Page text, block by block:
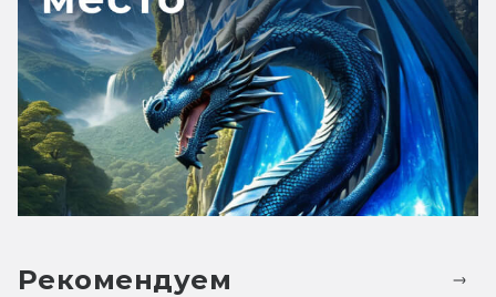
Рекомендуем